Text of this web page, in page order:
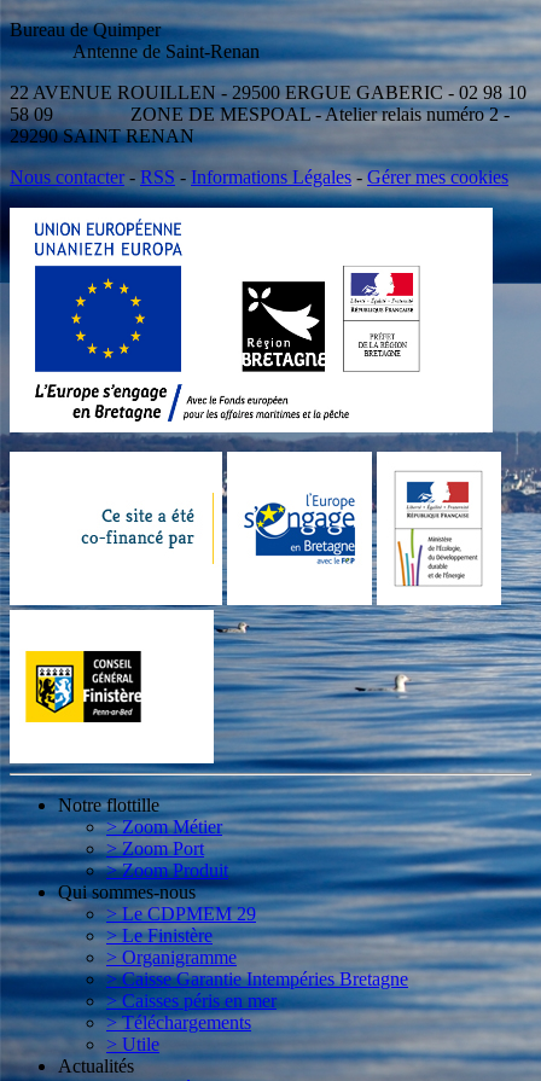
Bureau de Quimper
Antenne de Saint-Renan
22 AVENUE ROUILLEN - 29500 ERGUE GABERIC - 02 98 10
58 09 ZONE DE MESPOAL - Atelier relais numéro 2 -
29290 SAINT RENAN
Nous contacter- RSS - Informations Légales-Gérer mes cookies
Notre flottille
> Zoom Métier
> Zoom Port
> Zoom Produit
Qui sommes-nous
> Le CDPMEM 29
> Le Finistère
> Organigramme
> Caisse Garantie Intempéries Bretagne
> Caisses péris en mer
> Téléchargements
> Utile
Actualités